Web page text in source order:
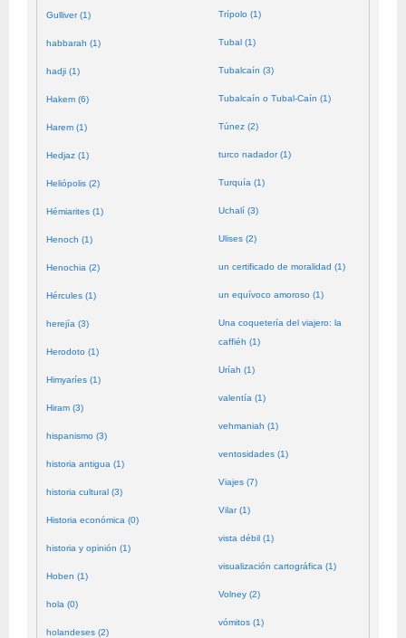
Gulliver (1)
habbarah (1)
hadji (1)
Hakem (6)
Harem (1)
Hedjaz (1)
Heliópolis (2)
Hémiarites (1)
Henoch (1)
Henochia (2)
Hércules (1)
herejía (3)
Herodoto (1)
Himyaríes (1)
Hiram (3)
hispanismo (3)
historia antigua (1)
historia cultural (3)
Historia económica (0)
historia y opinión (1)
Hoben (1)
hola (0)
holandeses (2)
Trípolo (1)
Tubal (1)
Tubalcaín (3)
Tubalcaín o Tubal-Caín (1)
Túnez (2)
turco nadador (1)
Turquía (1)
Uchalí (3)
Ulises (2)
un certificado de moralidad (1)
un equívoco amoroso (1)
Una coquetería del viajero: la
caffiéh (1)
Uríah (1)
valentía (1)
vehmaniah (1)
ventosidades (1)
Viajes (7)
Vilar (1)
vista débil (1)
visualización cartográfica (1)
Volney (2)
vómitos (1)